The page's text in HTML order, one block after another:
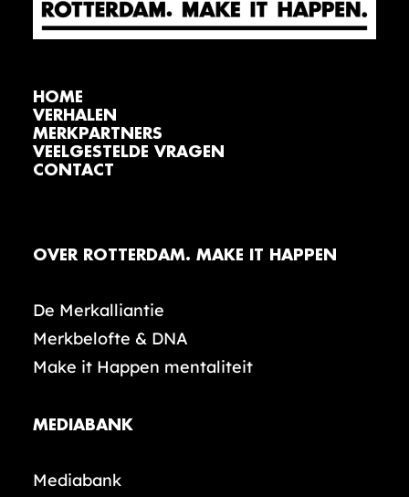
HOME
VERHALEN
MERKPARTNERS
VEELGESTELDE VRAGEN
CONTACT
OVER ROTTERDAM. MAKE IT HAPPEN
De Merkalliantie
Merkbelofte & DNA
Make it Happen mentaliteit
MEDIABANK
Mediabank